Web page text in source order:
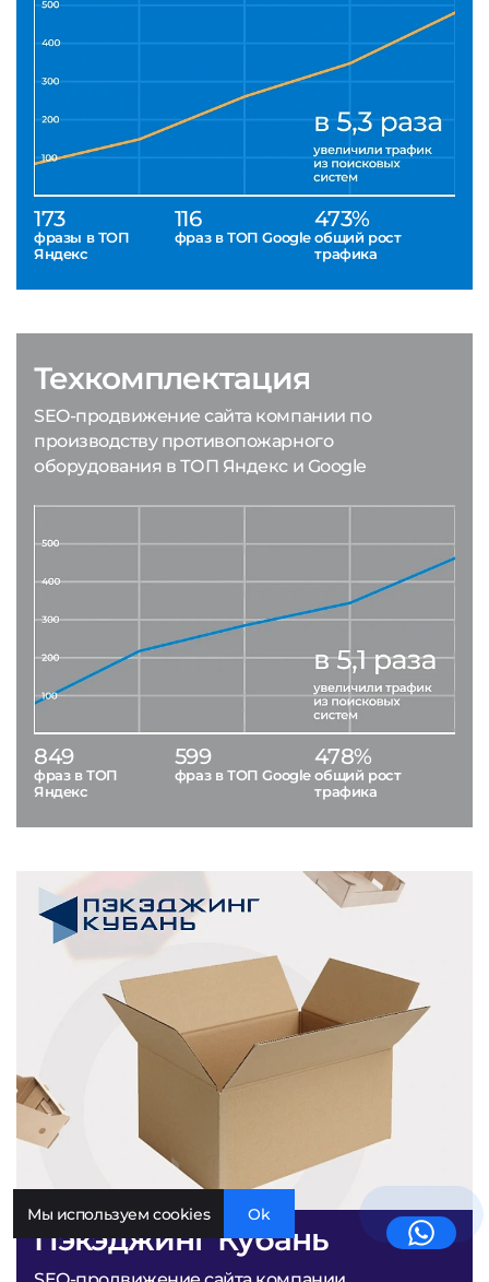
173
фразы в ТОП
Яндекс
116
фраз в ТОП Google
473%
общий рост
трафика
Пэкэджинг Кубань
Техкомплектация
SEO-продвижение сайта компании по
производству противопожарного
оборудования в ТОП Яндекс и Google
849
фраз в ТОП
Яндекс
599
фраз в ТОП Google
478%
общий рост
трафика
Мы используем cookies Ok